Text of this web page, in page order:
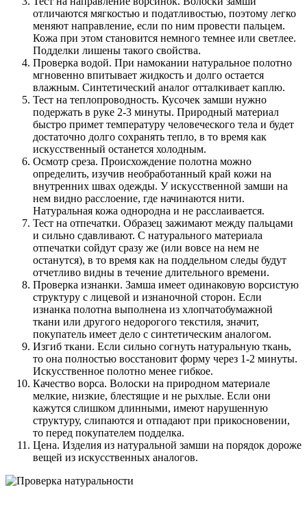
отличаются мягкостью и податливостью, поэтому легко
меняют направление, если по ним провести пальцем.
Кожа при этом становится немного темнее или светлее.
Подделки лишены такого свойства.
Проверка водой. При намокании натуральное полотно
мгновенно впитывает жидкость и долго остается
влажным. Синтетический аналог отталкивает каплю.
Тест на теплопроводность. Кусочек замши нужно
подержать в руке 2-3 минуты. Природный материал
быстро примет температуру человеческого тела и будет
достаточно долго сохранять тепло, в то время как
искусственный останется холодным.
Осмотр среза. Происхождение полотна можно
определить, изучив необработанный край кожи на
внутренних швах одежды. У искусственной замши на
нем видно расслоение, где начинаются нити.
Натуральная кожа однородна и не расслаивается.
Тест на отпечатки. Образец зажимают между пальцами
и сильно сдавливают. С натурального материала
отпечатки сойдут сразу же (или вовсе на нем не
останутся), в то время как на поддельном следы будут
отчетливо видны в течение длительного времени.
Проверка изнанки. Замша имеет одинаковую ворсистую
структуру с лицевой и изнаночной сторон. Если
изнанка полотна выполнена из хлопчатобумажной
ткани или другого недорогого текстиля, значит,
покупатель имеет дело с синтетическим аналогом.
Изгиб ткани. Если сильно согнуть натуральную ткань,
то она полностью восстановит форму через 1-2 минуты.
Искусственное полотно менее гибкое.
Качество ворса. Волоски на природном материале
мелкие, низкие, блестящие и не рыхлые. Если они
кажутся слишком длинными, имеют нарушенную
структуру, слипаются и отпадают при прикосновении,
то перед покупателем подделка.
Цена. Изделия из натуральной замши на порядок дороже
вещей из искусственных аналогов.